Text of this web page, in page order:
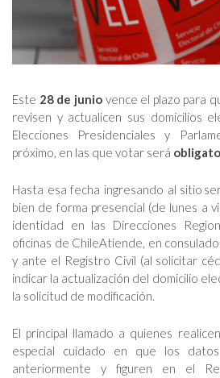
Este 28 de juniovence el plazo para
revisen y actualicen sus domicilios
Elecciones Presidenciales y
próximo, en las que votar será
Hasta esa fecha ingresando al sitio
bien de forma presencial (de lunes a
identidad en las Direcciones
oficinas de ChileAtiende, en
y ante el Registro Civil (al solicitar
indicar la actualización del domicilio
la solicitud de modificación.
El principal llamado a quienes
especial cuidado en que los
anteriormente y figuren en el